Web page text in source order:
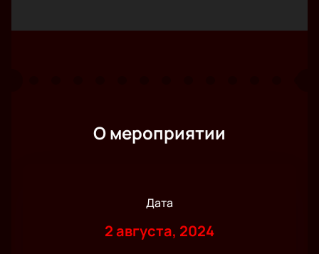
О мероприятии
Дата
2 августа, 2024